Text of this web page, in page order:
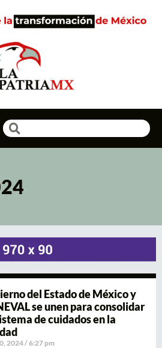
del Estado de México y
se unen para consolidar
de cuidados en la
2024 6:27 pm